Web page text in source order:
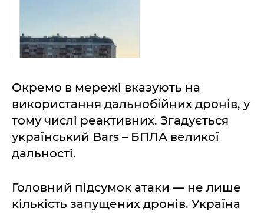
Окремо в мережі вказують на
використання дальнобійних дронів, у
тому числі реактивних. Згадується
український Bars – БПЛА великої
дальності.
Головний підсумок атаки — не лише
кількість запущених дронів. Україна